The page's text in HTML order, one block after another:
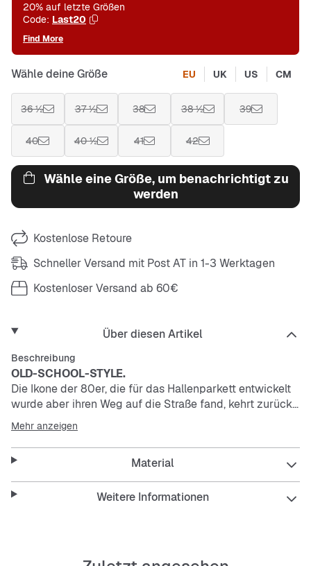
20% auf letzte Größen
Code: Last20
Find More
Wähle deine Größe EU UK US CM
36 ½ 37 ½ 38 38 ½ 39
40 40 ½ 41 42
Wähle eine Größe, um benachrichtigt zu
werden
Kostenlose Retoure
Schneller Versand mit Post AT in 1-3 Werktagen
Kostenloser Versand ab 60€
Über diesen Artikel
Beschreibung
OLD-SCHOOL-STYLE.
Die Ikone der 80er, die für das Hallenparkett entwickelt
wurde aber ihren Weg auf die Straße fand, kehrt zurück
in einem Design, mit dem du Gutes tust während du gut
aussiehst. Der Klassiker wurde neu aufgelegt und
besteht jetzt aus mindestens 20% recyceltem Material
(Gewichtsanteil). So bleibt er sich selbst weiterhin treu
und ist gleichzeitig besser für die Umwelt. Der Nike
Dunk Low Channel ist aus Kunstleder gefertigt und
Mehr anzeigen
Material
Weitere Informationen